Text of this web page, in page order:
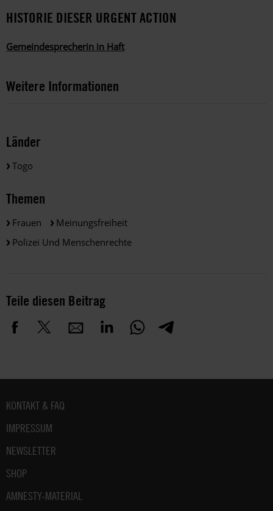
HISTORIE DIESER URGENT ACTION
Gemeindesprecherin in Haft
Weitere Informationen
Länder
Togo
Themen
Frauen
Meinungsfreiheit
Polizei Und Menschenrechte
Teile diesen Beitrag
Fußbereich
KONTAKT & FAQ
IMPRESSUM
NEWSLETTER
SHOP
AMNESTY-MATERIAL